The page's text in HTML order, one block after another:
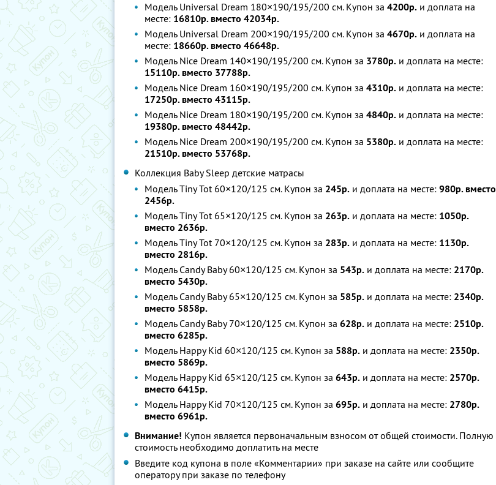
Модель Universal Dream 180×190/195/200 см. Купон за 4200р. и доплата на
месте: 16810р. вместо 42034р.
Модель Universal Dream 200×190/195/200 см. Купон за 4670р. и доплата на
месте: 18660р. вместо 46648р.
Модель Nice Dream 140×190/195/200 см. Купон за 3780р. и доплата на месте:
15110р. вместо 37788р.
Модель Nice Dream 160×190/195/200 см. Купон за 4310р. и доплата на месте:
17250р. вместо 43115р.
Модель Nice Dream 180×190/195/200 см. Купон за 4840р. и доплата на месте:
19380р. вместо 48442р.
Модель Nice Dream 200×190/195/200 см. Купон за 5380р. и доплата на месте:
21510р. вместо 53768р.
Коллекция Baby Sleep детские матрасы
Модель Tiny Tot 60×120/125 см. Купон за 245р. и доплата на месте: 980р. вместо
2456р.
Модель Tiny Tot 65×120/125 см. Купон за 263р. и доплата на месте: 1050р.
вместо 2636р.
Модель Tiny Tot 70×120/125 см. Купон за 283р. и доплата на месте: 1130р.
вместо 2816р.
Модель Candy Baby 60×120/125 см. Купон за 543р. и доплата на месте: 2170р.
вместо 5430р.
Модель Candy Baby 65×120/125 см. Купон за 585р. и доплата на месте: 2340р.
вместо 5858р.
Модель Candy Baby 70×120/125 см. Купон за 628р. и доплата на месте: 2510р.
вместо 6285р.
Модель Happy Kid 60×120/125 см. Купон за 588р. и доплата на месте: 2350р.
вместо 5869р.
Модель Happy Kid 65×120/125 см. Купон за 643р. и доплата на месте: 2570р.
вместо 6415р.
Модель Happy Kid 70×120/125 см. Купон за 695р. и доплата на месте: 2780р.
вместо 6961р.
Внимание! Купон является первоначальным взносом от общей стоимости. Полную
стоимость необходимо доплатить на месте
Введите код купона в поле «Комментарии» при заказе на сайте или сообщите
оператору при заказе по телефону